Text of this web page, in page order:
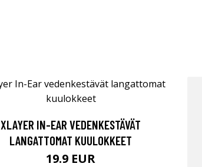
XLAYER IN-EAR VEDENKESTÄVÄT
LANGATTOMAT KUULOKKEET
19.9 EUR